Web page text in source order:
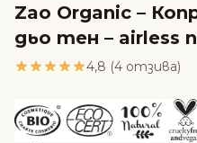
Zao Organic –
дьо тен – airless
4,8 (4 отзива)